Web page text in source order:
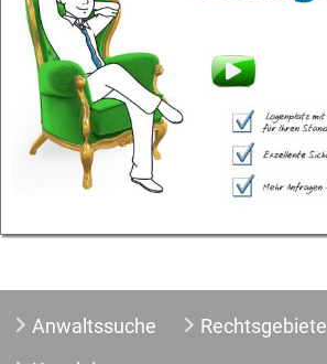
Anwaltssuche Rechtsgebiete